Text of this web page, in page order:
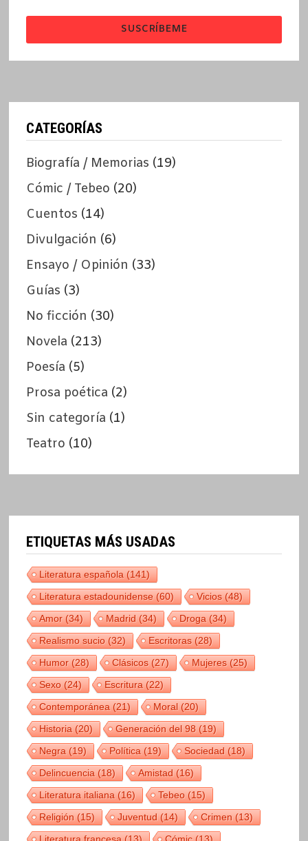
SUSCRÍBEME
CATEGORÍAS
Biografía / Memorias (19)
Cómic / Tebeo (20)
Cuentos (14)
Divulgación (6)
Ensayo / Opinión (33)
Guías (3)
No ficción (30)
Novela (213)
Poesía (5)
Prosa poética (2)
Sin categoría (1)
Teatro (10)
ETIQUETAS MÁS USADAS
Literatura española(141)
Literatura estadounidense(60) Vicios(48)
Amor(34) Madrid(34) Droga(34)
Realismo sucio(32) Escritoras(28)
Humor(28) Clásicos(27) Mujeres(25)
Sexo(24) Escritura(22)
Contemporánea(21) Moral(20)
Historia(20) Generación del 98(19)
Negra(19) Política(19) Sociedad(18)
Delincuencia(18) Amistad(16)
Literatura italiana(16) Tebeo(15)
Religión(15) Juventud(14) Crimen(13)